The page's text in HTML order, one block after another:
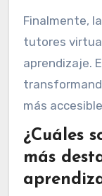
Finalmente,
tutores
aprendizaje.
más
¿Cuáles
más